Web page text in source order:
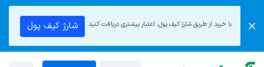
با خرید از طریق شارژ کیف پول، اعتبار بیشتری دریافت کنید. شارژ کیف پول